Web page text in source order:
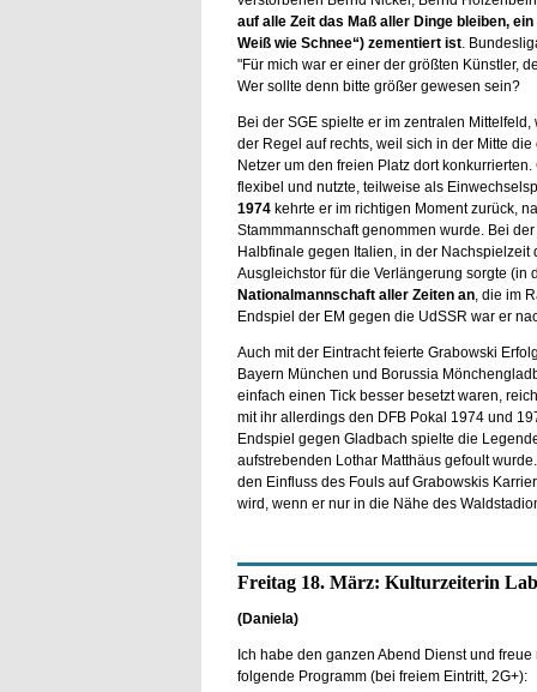
auf alle Zeit das Maß aller Dinge bleiben,
Weiß wie Schnee“) zementiert ist.
"Für mich war er einer der größten Künstler,
Wer sollte denn bitte größer gewesen sein?
Bei der SGE spielte er im zentralen
der Regel auf rechts, weil sich in der Mitte
Netzer um den freien Platz dort
flexibel und nutzte, teilweise als
1974kehrte er im richtigen Moment zurück,
Stammmannschaft genommen wurde. Bei
Halbfinale gegen Italien, in der
Ausgleichstor für die Verlängerung sorgte (in
Nationalmannschaft aller Zeiten an, die im
Endspiel der EM gegen die UdSSR war er
Auch mit der Eintracht feierte Grabowski
Bayern München und Borussia
einfach einen Tick besser besetzt waren,
mit ihr allerdings den DFB Pokal 1974 und
Endspiel gegen Gladbach spielte die
aufstrebenden Lothar Matthäus gefoult
den Einfluss des Fouls auf Grabowskis
wird, wenn er nur in die Nähe des
Freitag 18. März: Kulturzeiterin
(Daniela)
Ich habe den ganzen Abend Dienst und freue
folgende Programm (bei freiem Eintritt, 2G+):